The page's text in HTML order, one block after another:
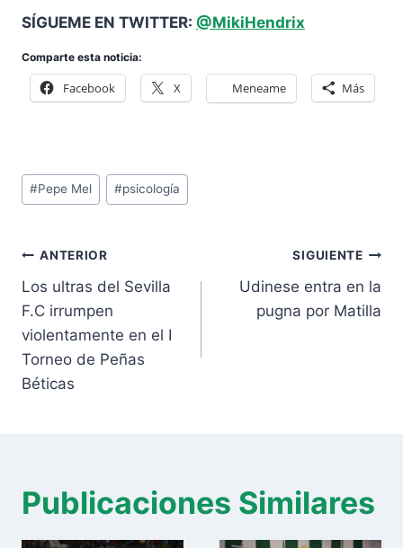
SÍGUEME EN TWITTER: @MikiHendrix
Comparte esta noticia:
Facebook X Meneame Más
Etiquetas
de
entrada:
#Pepe Mel #psicología
Navegación
de
entradas
ANTERIOR
Los ultras del Sevilla
F.C irrumpen
violentamente en el I
Torneo de Peñas
Béticas
SIGUIENTE
Udinese entra en la
pugna por Matilla
Publicaciones Similares